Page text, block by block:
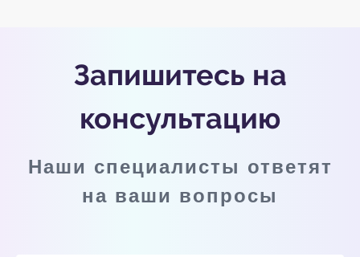
Запишитесь на
консультацию
Наши специалисты ответят
на ваши вопросы